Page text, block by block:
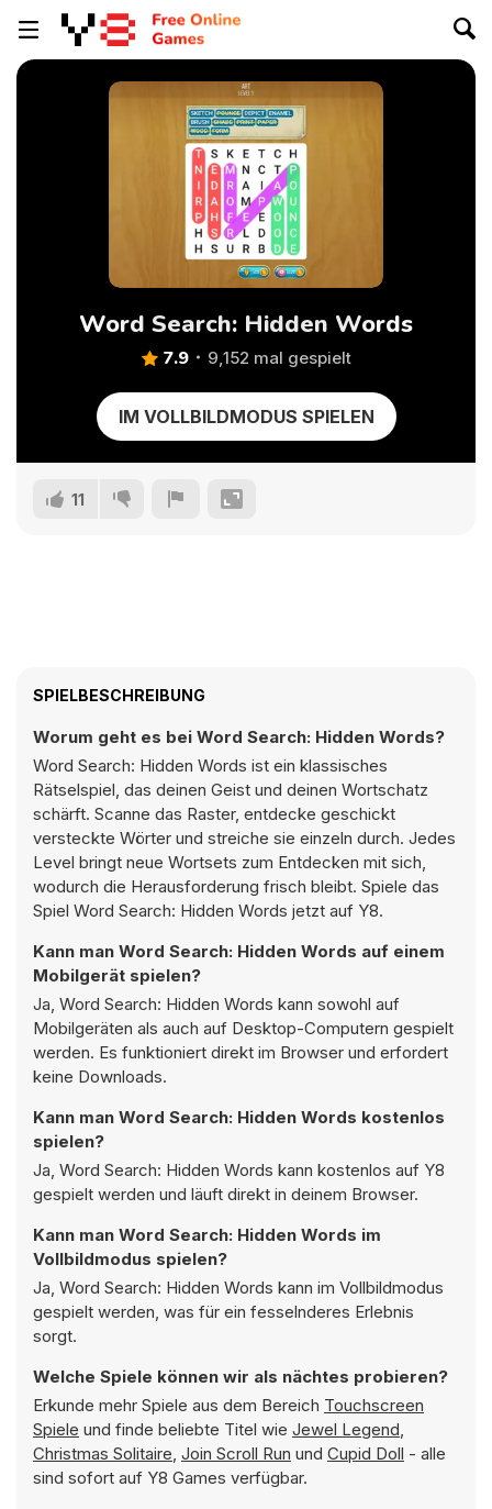
Word Search: Hidden Words
7.9 9,152 mal gespielt
IM VOLLBILDMODUS SPIELEN
11
SPIELBESCHREIBUNG
Worum geht es bei Word Search: Hidden Words?
Word Search: Hidden Words ist ein klassisches
Rätselspiel, das deinen Geist und deinen Wortschatz
schärft. Scanne das Raster, entdecke geschickt
versteckte Wörter und streiche sie einzeln durch. Jedes
Level bringt neue Wortsets zum Entdecken mit sich,
wodurch die Herausforderung frisch bleibt. Spiele das
Spiel Word Search: Hidden Words jetzt auf Y8.
Kann man Word Search: Hidden Words auf einem
Mobilgerät spielen?
Ja, Word Search: Hidden Words kann sowohl auf
Mobilgeräten als auch auf Desktop-Computern gespielt
werden. Es funktioniert direkt im Browser und erfordert
keine Downloads.
Kann man Word Search: Hidden Words kostenlos
spielen?
Ja, Word Search: Hidden Words kann kostenlos auf Y8
gespielt werden und läuft direkt in deinem Browser.
Kann man Word Search: Hidden Words im
Vollbildmodus spielen?
Ja, Word Search: Hidden Words kann im Vollbildmodus
gespielt werden, was für ein fesselnderes Erlebnis
sorgt.
Welche Spiele können wir als nächtes probieren?
Erkunde mehr Spiele aus dem Bereich Touchscreen
Spiele und finde beliebte Titel wie Jewel Legend,
Christmas Solitaire, Join Scroll Run und Cupid Doll - alle
sind sofort auf Y8 Games verfügbar.